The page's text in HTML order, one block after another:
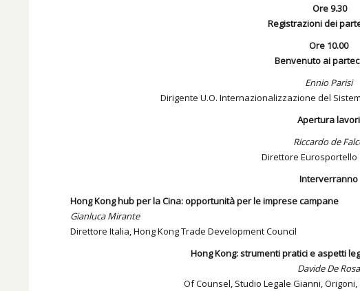
Ore 9.30
Registrazioni dei
Ore 10.00
Benvenuto ai
Ennio Parisi
Dirigente U.O. Internazionalizzazione del
Apertura lavori
Riccardo de
Direttore Eurosportello
Interverranno
Hong Kong hub per la Cina: opportunità per le imprese campane
Gianluca Mirante
Direttore Italia, Hong Kong Trade Development Council
Hong Kong: strumenti pratici e aspetti
Davide De Rosa
Of Counsel, Studio Legale Gianni,